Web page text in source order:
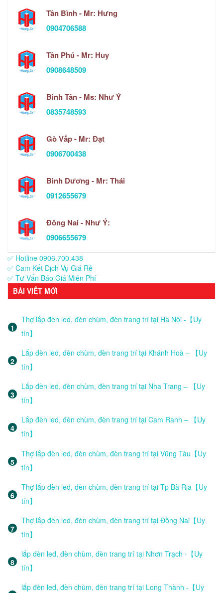
Tân Bình - Mr: Hưng
0904706588
Tân Phú - Mr: Huy
0908648509
Bình Tân - Ms: Như Ý
0835748593
Gò Vấp - Mr: Đạt
0906700438
Bình Dương - Mr: Thái
0912655679
Đông Nai - Như Ý:
0906655679
✅ Hotline 0906.700.438
✅ Cam Kết Dịch Vụ Giá Rẻ
✅ Tư Vấn Báo Giá Miễn Phí
BÀI VIẾT MỚI
Thợ lắp đèn led, đèn chùm, đèn trang trí tại Hà Nội -【Uy
tín】
Lắp đèn led, đèn chùm, đèn trang trí tại Khánh Hoà – 【Uy
tín】
Lắp đèn led, đèn chùm, đèn trang trí tại Nha Trang – 【Uy
tín】
Lắp đèn led, đèn chùm, đèn trang trí tại Cam Ranh – 【Uy
tín】
Thợ lắp đèn led, đèn chùm, đèn trang trí tại Vũng Tàu【Uy
tín】
Thợ lắp đèn led, đèn chùm, đèn trang trí tại Tp Bà Rịa【Uy
tín】
Thợ lắp đèn led, đèn chùm, đèn trang trí tại Đồng Nai【Uy
tín】
lắp đèn led, đèn chùm, đèn trang trí tại Nhơn Trạch -【Uy
tín】
lắp đèn led, đèn chùm, đèn trang trí tại Long Thành -【Uy